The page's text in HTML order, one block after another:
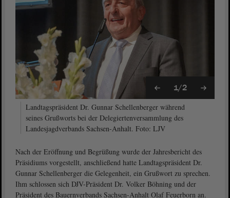
1/2
Landtagspräsident Dr. Gunnar Schellenberger während
seines Grußworts bei der Delegiertenversammlung des
Landesjagdverbands Sachsen-Anhalt. Foto: LJV
Nach der Eröffnung und Begrüßung wurde der Jahresbericht des
Präsidiums vorgestellt, anschließend hatte Landtagspräsident Dr.
Gunnar Schellenberger die Gelegenheit, ein Grußwort zu sprechen.
Ihm schlossen sich DJV-Präsident Dr. Volker Böhning und der
Präsident des Bauernverbands Sachsen-Anhalt Olaf Feuerborn an.